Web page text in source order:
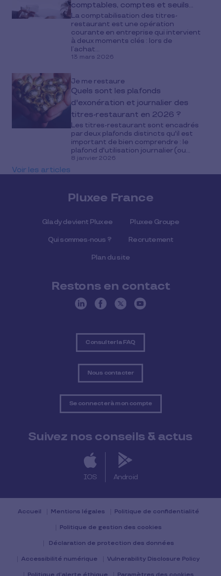
comptables, comptes et seuils
2026
La comptabilisation des titres-
restaurant est une opération
courante en entreprise qui intervient
à deux moments clés : lors de
l’achat...
13 mars 2026
Je me restaure
Quels sont les plafonds
d'exonération et journalier des
titres-restaurant en 2026 ?
Les titres-restaurant sont encadrés
par deux plafonds distincts qu'il est
important de bien comprendre : le
plafond d'utilisation journalier (ou...
8 janvier 2026
Voir les articles
Pluxee France
Glady devient Pluxee Pluxee Groupe
Qui sommes-nous ? Recrutement
Plan du site
Restons en contact
Consulter la FAQ
Nous contacter
Se connecter à mon compte
Suivez nos conseils & actus
IOS Android
Accueil Mentions légales Politique de confidentialité
Politique de gestion des cookies
Déclaration de protection des données
Accessibilité numérique Vulnerability Disclosure Policy